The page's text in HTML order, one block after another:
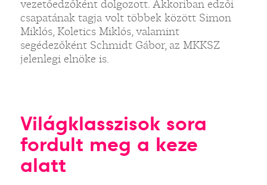
vezetőedzőként dolgozott. Akkoriban edzői
csapatának tagja volt többek között Simon
Miklós, Koletics Miklós, valamint
segédezőként Schmidt Gábor, az MKKSZ
jelenlegi elnöke is.
Világklasszisok sora
fordult meg a keze
alatt